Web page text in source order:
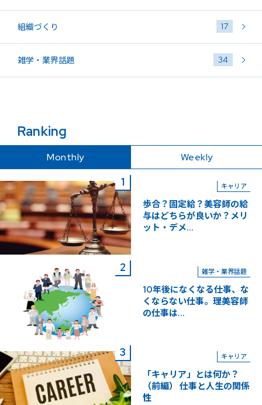
組織づくり 17
雑学・業界話題 34
Ranking
Monthly Weekly
キャリア
歩合？固定給？美容師の給
与はどちらが良いか？メリ
ット・デメ...
雑学・業界話題
10年後になくなる仕事、な
くならない仕事。理美容師
の仕事は...
キャリア
「キャリア」とは何か？
（前編） 仕事と人生の関係
性